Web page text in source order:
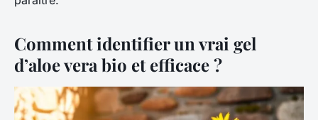
Comment identifier un vrai gel
d’aloe vera bio et efficace ?